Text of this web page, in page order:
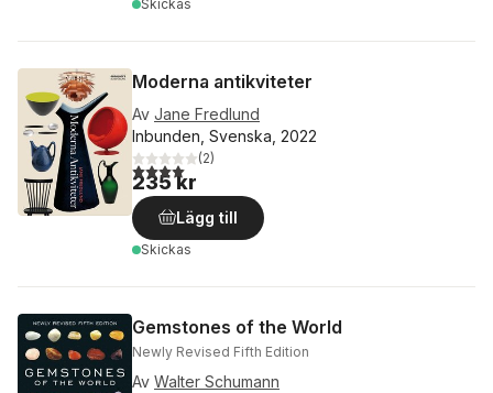
Skickas
Moderna antikviteter
Av Jane Fredlund
Inbunden, Svenska, 2022
4,0utav 5 stjärnor. Totalt antal röster:
(2)
235 kr
Lägg till
Skickas
Gemstones of the World
Newly Revised Fifth Edition
Av Walter Schumann